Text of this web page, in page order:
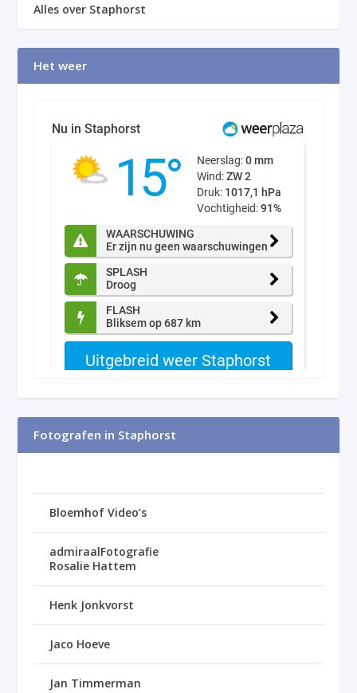
Alles over Staphorst
Het weer
Fotografen in Staphorst
Bloemhof Video’s
admiraalFotografie
Rosalie Hattem
Henk Jonkvorst
Jaco Hoeve
Jan Timmerman